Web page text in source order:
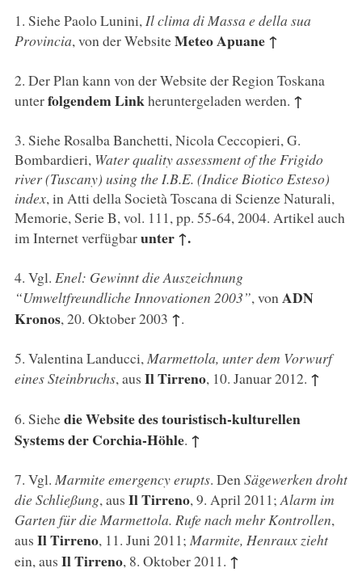
1. Siehe Paolo Lunini,Il clima di Massa e della sua
Provincia, von der WebsiteMeteo Apuane↑
2. Der Plan kann von der Website der Region Toskana
unterfolgendem Linkheruntergeladen werden. ↑
3. Siehe Rosalba Banchetti, Nicola Ceccopieri, G.
Bombardieri, Water quality assessment of the Frigido
river (Tuscany) using the I.B.E. (Indice Biotico Esteso)
index, in Atti della Società Toscana di Scienze Naturali,
Memorie, Serie B, vol. 111, pp. 55-64, 2004. Artikel auch
im Internet verfügbarunter↑.
4. Vgl. Enel: Gewinnt die Auszeichnung
“Umweltfreundliche Innovationen 2003”, vonADN
Kronos, 20. Oktober 2003 ↑.
5. Valentina Landucci,Marmettola, unter dem Vorwurf
eines Steinbruchs, aus Il Tirreno, 10. Januar 2012. ↑
6. Siehedie Website des touristisch-kulturellen
Systems der Corchia-Höhle. ↑
7. Vgl. Marmite emergency erupts. DenSägewerken droht
die Schließung, aus Il Tirreno, 9. April 2011;Alarm im
Garten für die Marmettola. Rufe nach mehr Kontrollen,
aus Il Tirreno, 11. Juni 2011; Marmite, Henraux zieht
ein, aus Il Tirreno, 8. Oktober 2011. ↑